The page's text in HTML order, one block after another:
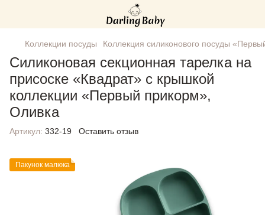
Коллекции посуды Коллекция силиконового посуды
Силиконовая секционная тарелка на
присоске «Квадрат» с крышкой
коллекции «Первый прикорм»,
Оливка
Артикул: 332-19 Оставить отзыв
Пакунок малюка